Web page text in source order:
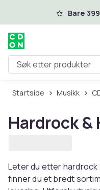
Hopp til Bare
Søk etter produkter
Startside Musikk
Hardrock &
Leter du etter hardrock
finner du et bredt